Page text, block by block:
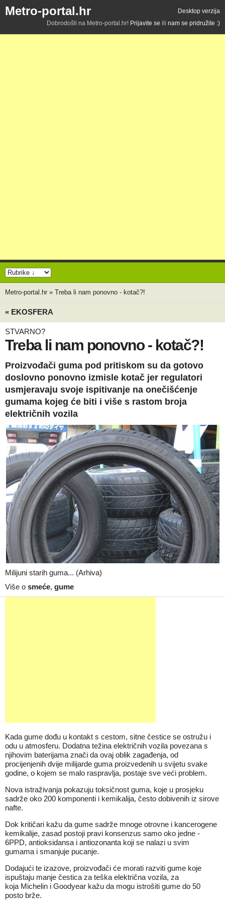
Metro-portal.hr
Desktop verzija
Dobrodošli na Metro-portal.hr! Prijavite se ili nam se pridružite :)
Metro-portal.hr » Treba li nam ponovno - kotač?!
« EKOSFERA
STVARNO?
Treba li nam ponovno - kotač?!
Proizvođači guma pod pritiskom su da gotovo
doslovno ponovno izmisle kotač jer regulatori
usmjeravaju svoje ispitivanje na onečišćenje
gumama kojeg će biti i više s rastom broja
električnih vozila
Milijuni starih guma... (Arhiva)
Više o smeće, gume
Kada gume dođu u kontakt s cestom, sitne čestice se ostružu i
odu u atmosferu. Dodatna težina električnih vozila povezana s
njihovim baterijama znači da ovaj oblik zagađenja, od
procijenjenih dvije milijarde guma proizvedenih u svijetu svake
godine, o kojem se malo raspravlja, postaje sve veći problem.
Nova istraživanja pokazuju toksičnost guma, koje u prosjeku
sadrže oko 200 komponenti i kemikalija, često dobivenih iz sirove
nafte.
Dok kritičari kažu da gume sadrže mnoge otrovne i kancerogene
kemikalije, zasad postoji pravi konsenzus samo oko jedne -
6PPD, antioksidansa i antiozonanta koji se nalazi u svim
gumama i smanjuje pucanje.
Dodajući te izazove, proizvođači će morati razviti gume koje
ispuštaju manje čestica za teška električna vozila, za
koja Michelin i Goodyear kažu da mogu istrošiti gume do 50
posto brže.